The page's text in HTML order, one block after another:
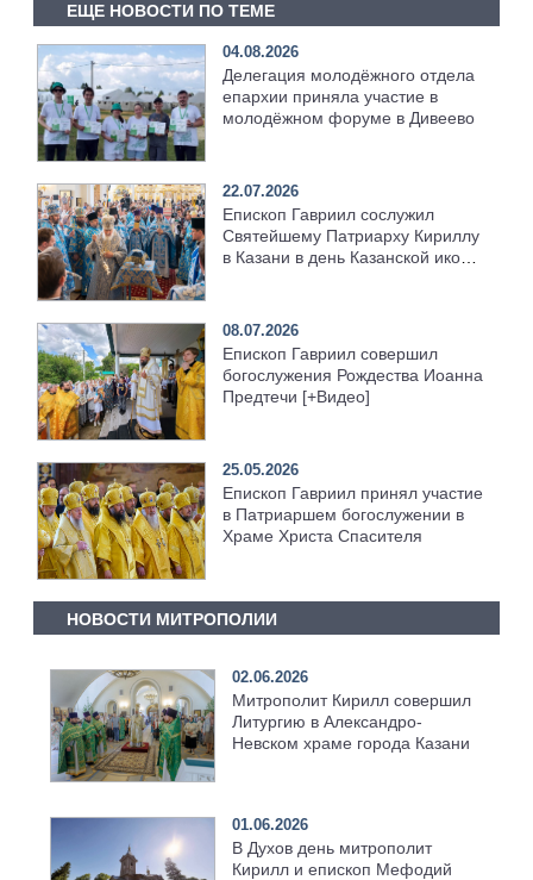
ЕЩЕ НОВОСТИ ПО ТЕМЕ
04.08.2026
Делегация молодёжного отдела
епархии приняла участие в
молодёжном форуме в Дивеево
22.07.2026
Епископ Гавриил сослужил
Святейшему Патриарху Кириллу
в Казани в день Казанской иконы
08.07.2026
Епископ Гавриил совершил
богослужения Рождества Иоанна
Предтечи [+Видео]
25.05.2026
Епископ Гавриил принял участие
в Патриаршем богослужении в
Храме Христа Спасителя
НОВОСТИ МИТРОПОЛИИ
02.06.2026
Митрополит Кирилл совершил
Литургию в Александро-
Невском храме города Казани
01.06.2026
В Духов день митрополит
Кирилл и епископ Мефодий